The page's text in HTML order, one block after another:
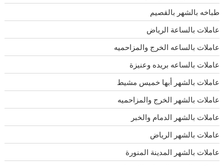
طباخه بالشهر بالقصيم
عاملات بالساعة الرياض
عاملات بالساعه الخرج والمزاحميه
عاملات بالساعه بريده وعنيزة
عاملات بالشهر أبها خميس مشيط
عاملات بالشهر الخرج والمزاحميه
عاملات بالشهر الدمام والخبر
عاملات بالشهر الرياض
عاملات بالشهر المدينة المنورة